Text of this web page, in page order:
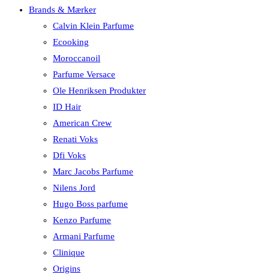
Brands & Mærker
Calvin Klein Parfume
Ecooking
Moroccanoil
Parfume Versace
Ole Henriksen Produkter
ID Hair
American Crew
Renati Voks
Dfi Voks
Marc Jacobs Parfume
Nilens Jord
Hugo Boss parfume
Kenzo Parfume
Armani Parfume
Clinique
Origins